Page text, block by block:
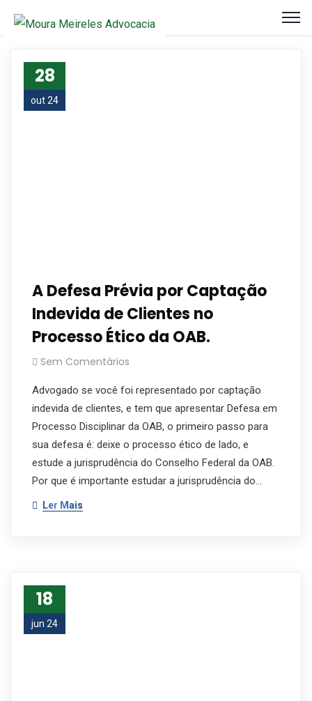
28
out 24
A Defesa Prévia por Captação
Indevida de Clientes no
Processo Ético da OAB.
Sem Comentários
Advogado se você foi representado por captação
indevida de clientes, e tem que apresentar Defesa em
Processo Disciplinar da OAB, o primeiro passo para
sua defesa é: deixe o processo ético de lado, e
estude a jurisprudência do Conselho Federal da OAB.
Por que é importante estudar a jurisprudência do…
Ler Mais
18
jun 24